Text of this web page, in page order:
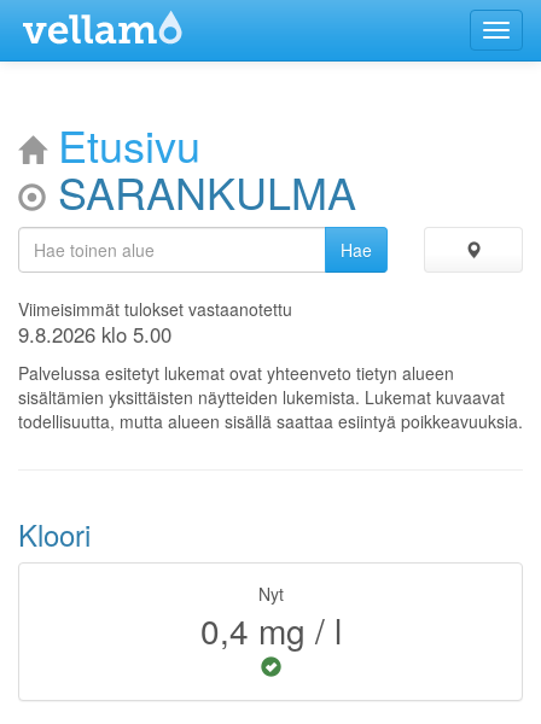
Menu
Etusivu
SARANKULMA
Viimeisimmät tulokset vastaanotettu
9.8.2026 klo 5.00
Palvelussa esitetyt lukemat ovat yhteenveto tietyn alueen
sisältämien yksittäisten näytteiden lukemista. Lukemat kuvaavat
todellisuutta, mutta alueen sisällä saattaa esiintyä poikkeavuuksia.
Kloori
Nyt
0,4 mg / l